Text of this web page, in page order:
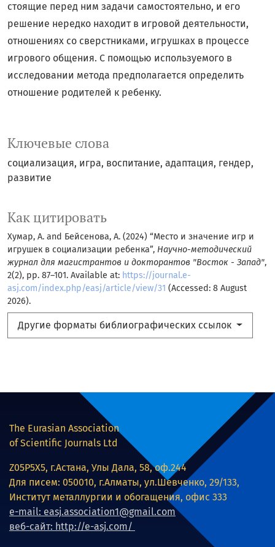
Ключевые слова
социализация, игра, воспитание, адаптация, гендер,
развитие
Как цитировать
Хумар, А. and Бейсенова, А. (2024) “Место и значение игр и
игрушек в социализации ребенка”, Научно-методический
журнал для магистрантов и докторантов "Восток - Запад",
2(2), pp. 87–101. Available at: https://journal.e-
asj.com/index.php/easj/article/view/31 (Accessed: 8 August
2026).
Другие форматы библиографических ссылок
стоящие перед ним задачи самостоятельно, и его
решение нередко находит в игровой деятельности,
отношениях со сверстниками, игрушках в процессе
игрового общения. С помощью используемого в
исследовании метода предполагается определить
отношение родителей к ребенку.
The Eurasian Association
of Scientific Journals Ltd
Z05P5X5, г.Астана, Улы Дала, 58, оф.244
Для писем: 050010, г.Алматы, ул.Шевченко, 29/133,
Институт металлургии и обогащения, офис 333
e-mail: easj.association1@gmail.com
веб-сайт: http://e-asj.com/